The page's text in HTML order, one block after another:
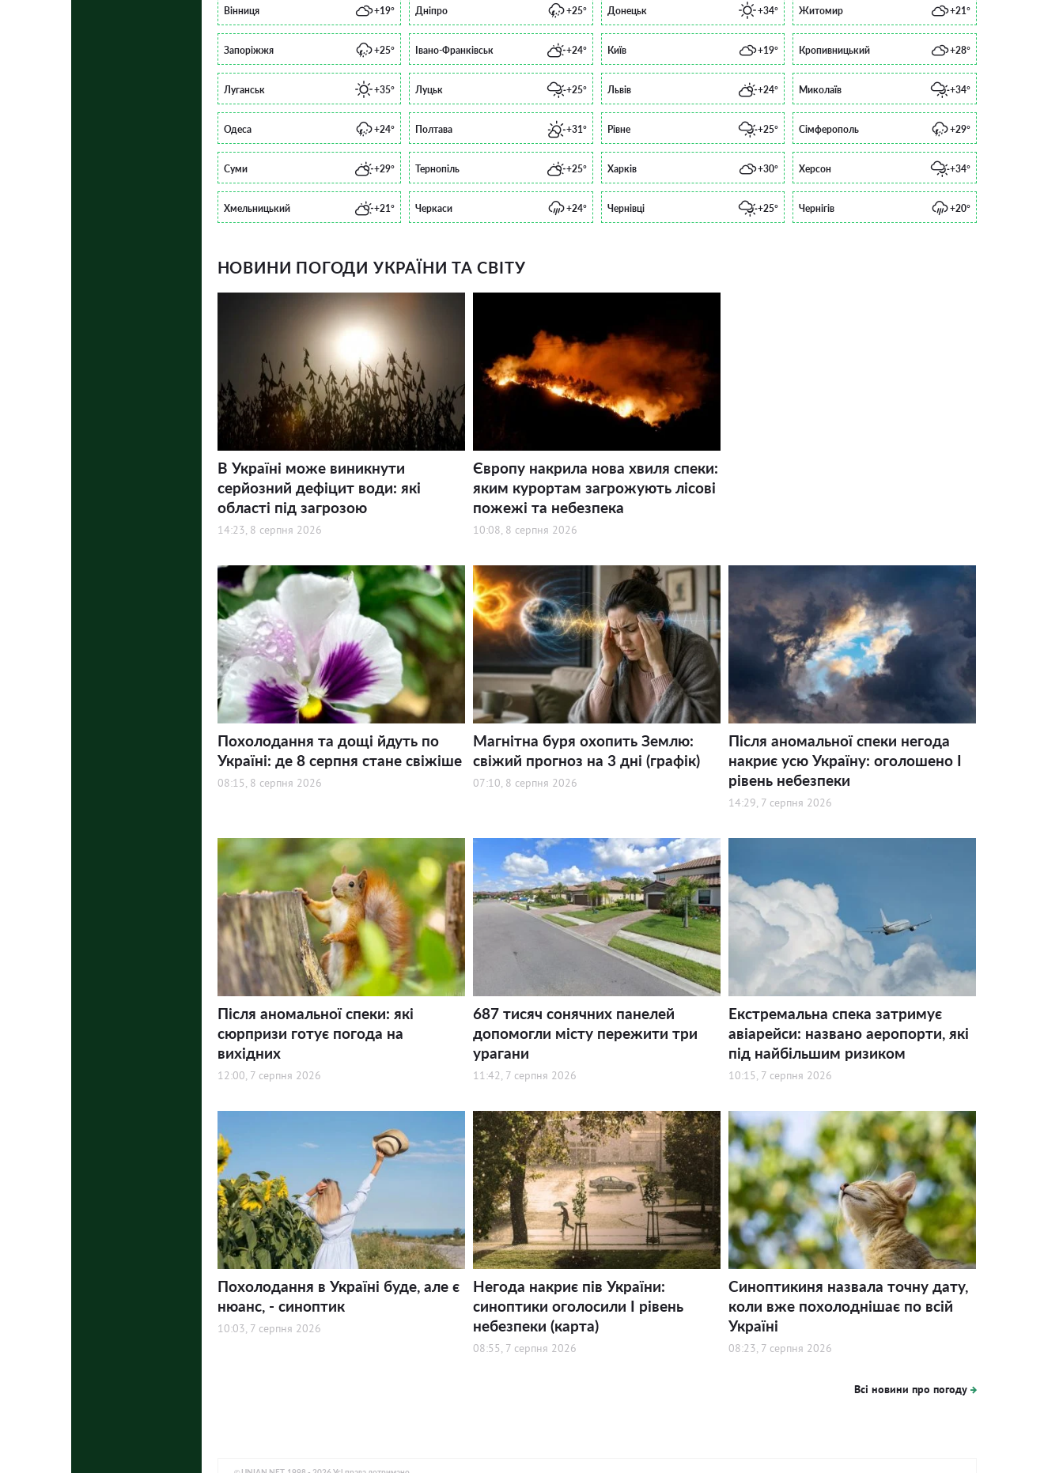
Вінниця +19° Дніпро +25° Донецьк +34° Житомир +21°
Запоріжжя +25° Івано-Франківськ +24° Київ +19° Кропивницький +28°
Луганськ +35° Луцьк +25° Львів +24° Миколаїв +34°
Одеса +24° Полтава +31° Рівне +25° Сімферополь +29°
Суми +29° Тернопіль +25° Харків +30° Херсон +34°
Хмельницький +21° Черкаси +24° Чернівці +25° Чернігів +20°
НОВИНИ ПОГОДИ УКРАЇНИ ТА СВІТУ
В Україні може виникнути
серйозний дефіцит води: які
області під загрозою
14:23, 8 серпня 2026
Європу накрила нова хвиля спеки:
яким курортам загрожують лісові
пожежі та небезпека
10:08, 8 серпня 2026
Похолодання та дощі йдуть по
Україні: де 8 серпня стане свіжіше
08:15, 8 серпня 2026
Магнітна буря охопить Землю:
свіжий прогноз на 3 дні (графік)
07:10, 8 серпня 2026
Після аномальної спеки негода
накриє усю Україну: оголошено І
рівень небезпеки
14:29, 7 серпня 2026
Після аномальної спеки: які
сюрпризи готує погода на
вихідних
12:00, 7 серпня 2026
687 тисяч сонячних панелей
допомогли місту пережити три
урагани
11:42, 7 серпня 2026
Екстремальна спека затримує
авіарейси: названо аеропорти, які
під найбільшим ризиком
10:15, 7 серпня 2026
Похолодання в Україні буде, але є
нюанс, - синоптик
10:03, 7 серпня 2026
Негода накриє пів України:
синоптики оголосили І рівень
небезпеки (карта)
08:55, 7 серпня 2026
Синоптикиня назвала точну дату,
коли вже похолоднішає по всій
Україні
08:23, 7 серпня 2026
Всі новини про погоду